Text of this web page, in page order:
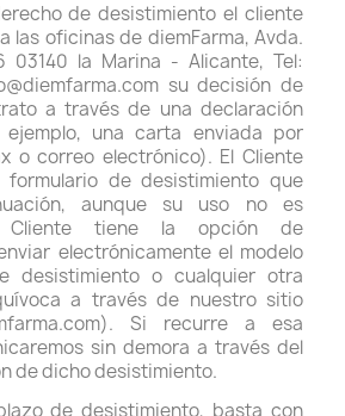
de desistimiento el cliente
las oficinas de diemFarma, Avda.
03140 la Marina - Alicante, Tel:
su decisión de
a través de una declaración
una carta enviada por
o correo electrónico). El Cliente
de desistimiento que
aunque su uso no es
Cliente tiene la opción de
electrónicamente el modelo
desistimiento o cualquier otra
a través de nuestro sitio
Si recurre a esa
sin demora a través del
de dicho desistimiento.
de desistimiento, basta con